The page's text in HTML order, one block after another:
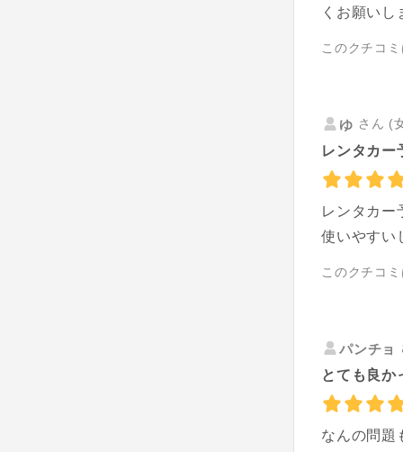
くお願いし
このクチコ
ゆ さん (
レンタカー
レンタカー
使いやすい
このクチコ
パンチョ
とても良か
なんの問題